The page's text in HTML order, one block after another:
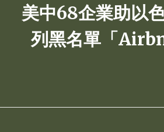
美中68企業助以
列黑名單「